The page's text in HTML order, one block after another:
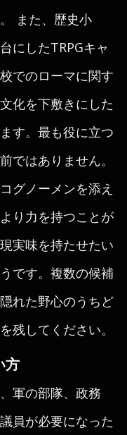
また、歴史小
にしたTRPGキャ
でのローマに関す
化を下敷きにした
す。最も役に立つ
ではありません。
グノーメンを添え
り力を持つことが
実味を持たせたい
です。複数の候補
れた野心のうちど
残してください。
方
軍の部隊、政務
員が必要になった